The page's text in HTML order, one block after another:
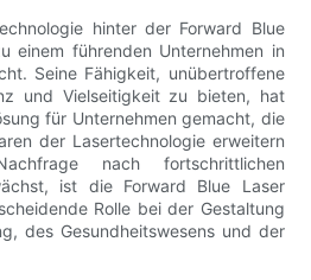
hinter der Forward Blue
einem führenden Unternehmen in
Seine Fähigkeit, unübertroffene
und Vielseitigkeit zu bieten, hat
für Unternehmen gemacht, die
der Lasertechnologie erweitern
nach fortschrittlichen
ist die Forward Blue Laser
Rolle bei der Gestaltung
des Gesundheitswesens und der